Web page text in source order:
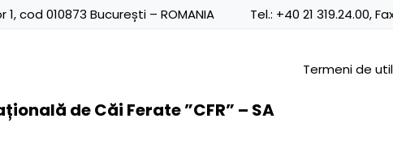
cod 010873 București – ROMANIA Tel.: +40 21 319.24.00,
de Căi Ferate ”CFR” – SA
Termeni de